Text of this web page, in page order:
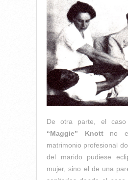
De otra parte, el
“Maggie” Knottno
matrimonio profesional
del marido pudiese
mujer, sino el de una